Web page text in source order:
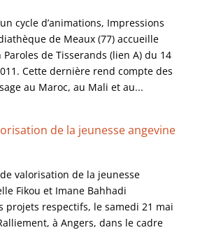
cycle d’animations, Impressions
de Meaux (77) accueille
de Tisserands (lien A) du 14
Cette dernière rend compte des
au Maroc, au Mali et au...
de la jeunesse angevine
valorisation de la jeunesse
Fikou et Imane Bahhadi
projets respectifs, le samedi 21 mai
à Angers, dans le cadre